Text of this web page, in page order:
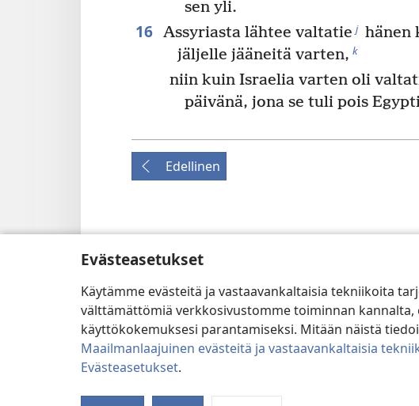
Evästeasetukset
Käytämme evästeitä ja vastaavankaltaisia tekniikoita
välttämättömiä verkkosivustomme toiminnan kannalta,
käyttökokemuksesi parantamiseksi. Mitään näistä
Maailmanlaajuinen evästeitä ja vastaavankaltaisia
Evästeasetukset.
sen yli.
16 Assyriasta lähtee valtatie j hänen
jäljelle jääneitä varten, k
niin kuin Israelia varten oli
päivänä, jona se tuli pois
Edellinen
KÄYTTÖEHDOT | TIETOSUOJAKÄYTÄNTÖ|